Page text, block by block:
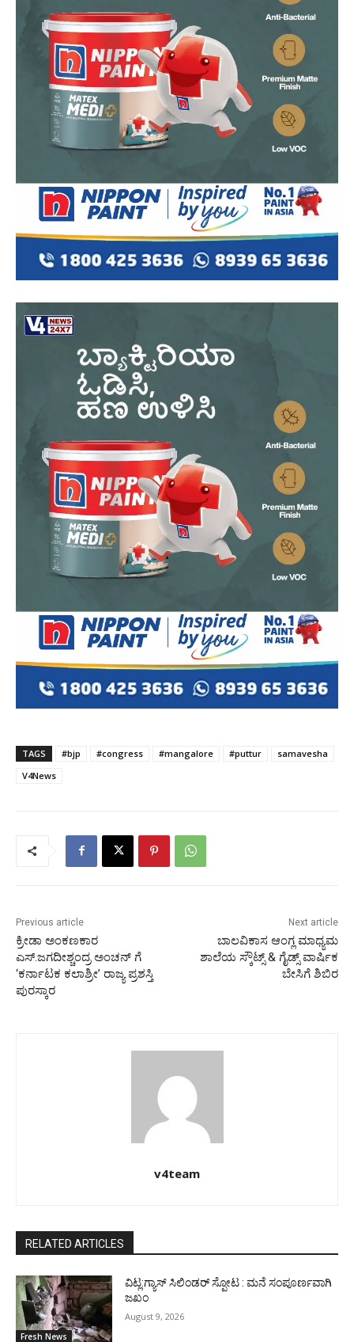
TAGS #bjp #congress #mangalore #puttur
samavesha
V4News
Previous article
ಕ್ರೀಡಾ ಅಂಕಣಕಾರ
ಎಸ್.ಜಗದೀಶ್ಚಂದ್ರ ಅಂಚನ್ ಗೆ
‘ಕರ್ನಾಟಕ ಕಲಾಶ್ರೀ’ ರಾಜ್ಯ ಪ್ರಶಸ್ತಿ
ಪುರಸ್ಕಾರ
Next article
ಬಾಲವಿಕಾಸ ಆಂಗ್ಲ ಮಾಧ್ಯಮ
ಶಾಲೆಯ ಸ್ಕೌಟ್ಸ್ & ಗೈಡ್ಸ್ ವಾರ್ಷಿಕ
ಬೇಸಿಗೆ ಶಿಬಿರ
v4team
RELATED ARTICLES
Fresh News
ವಿಟ್ಲ:ಗ್ಯಾಸ್ ಸಿಲಿಂಡರ್ ಸ್ಪೋಟ : ಮನೆ ಸಂಪೂರ್ಣವಾಗಿ
ಜಖಂ
August 9, 2026